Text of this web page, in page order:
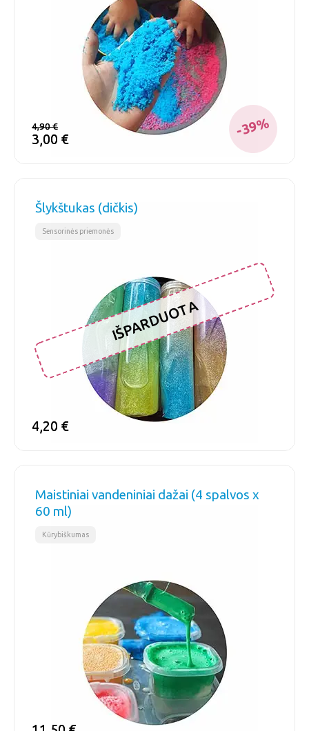
4,90€
3,00 €
-39%
4,90€
3,00 €
Šlykštukas (dičkis)
Sensorinės priemonės
4,20 €
IŠPARDUOTA
4,20 €
Maistiniai vandeniniai dažai (4 spalvos x
60 ml)
Kūrybiškumas